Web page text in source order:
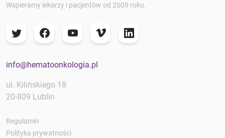
Wspieramy lekarzy i pacjentów od 2009 roku.
info@hematoonkologia.pl
ul. Kilińskiego 18
20-809 Lublin
Regulamin
Polityka prywatności